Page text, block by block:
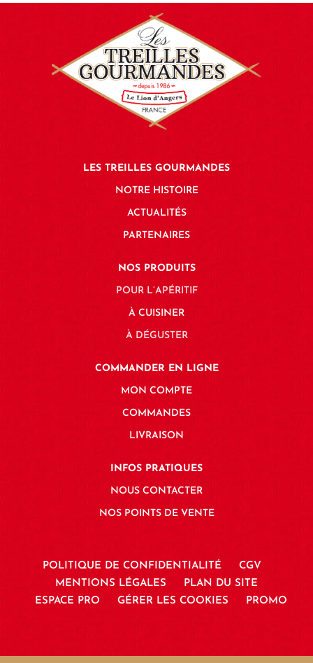
LES TREILLES GOURMANDES
NOTRE HISTOIRE
ACTUALITÉS
PARTENAIRES
NOS PRODUITS
POUR L’APÉRITIF
À CUISINER
À DÉGUSTER
COMMANDER EN LIGNE
MON COMPTE
COMMANDES
LIVRAISON
INFOS PRATIQUES
NOUS CONTACTER
NOS POINTS DE VENTE
POLITIQUE DE CONFIDENTIALITÉ
CGV
MENTIONS LÉGALES
PLAN DU SITE
ESPACE PRO
GÉRER LES COOKIES PROMO